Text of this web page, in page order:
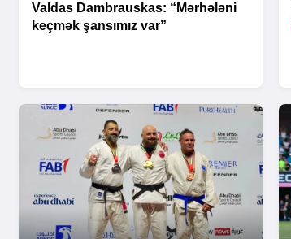
Valdas Dambrauskas: “Mərhələni
keçmək şansımız var”